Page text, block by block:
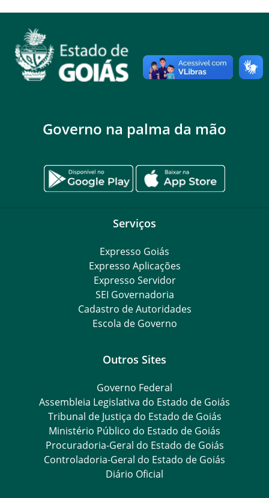
Governo na palma da mão
Serviços
Expresso Goiás
Expresso Aplicações
Expresso Servidor
SEI Governadoria
Cadastro de Autoridades
Escola de Governo
Outros Sites
Governo Federal
Assembleia Legislativa do Estado de Goiás
Tribunal de Justiça do Estado de Goiás
Ministério Público do Estado de Goiás
Procuradoria-Geral do Estado de Goiás
Controladoria-Geral do Estado de Goiás
Diário Oficial